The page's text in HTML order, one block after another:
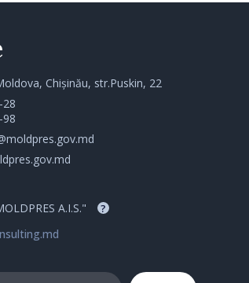
Chișinău, str.Puskin, 22
98
A.I.S." ?